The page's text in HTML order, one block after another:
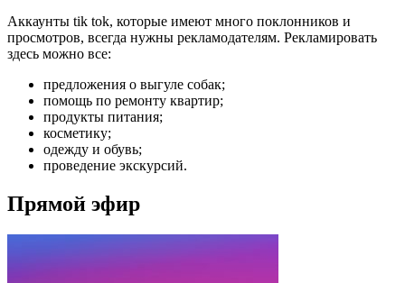
Аккаунты tik tok, которые имеют много поклонников и
просмотров, всегда нужны рекламодателям. Рекламировать
здесь можно все:
предложения о выгуле собак;
помощь по ремонту квартир;
продукты питания;
косметику;
одежду и обувь;
проведение экскурсий.
Прямой эфир